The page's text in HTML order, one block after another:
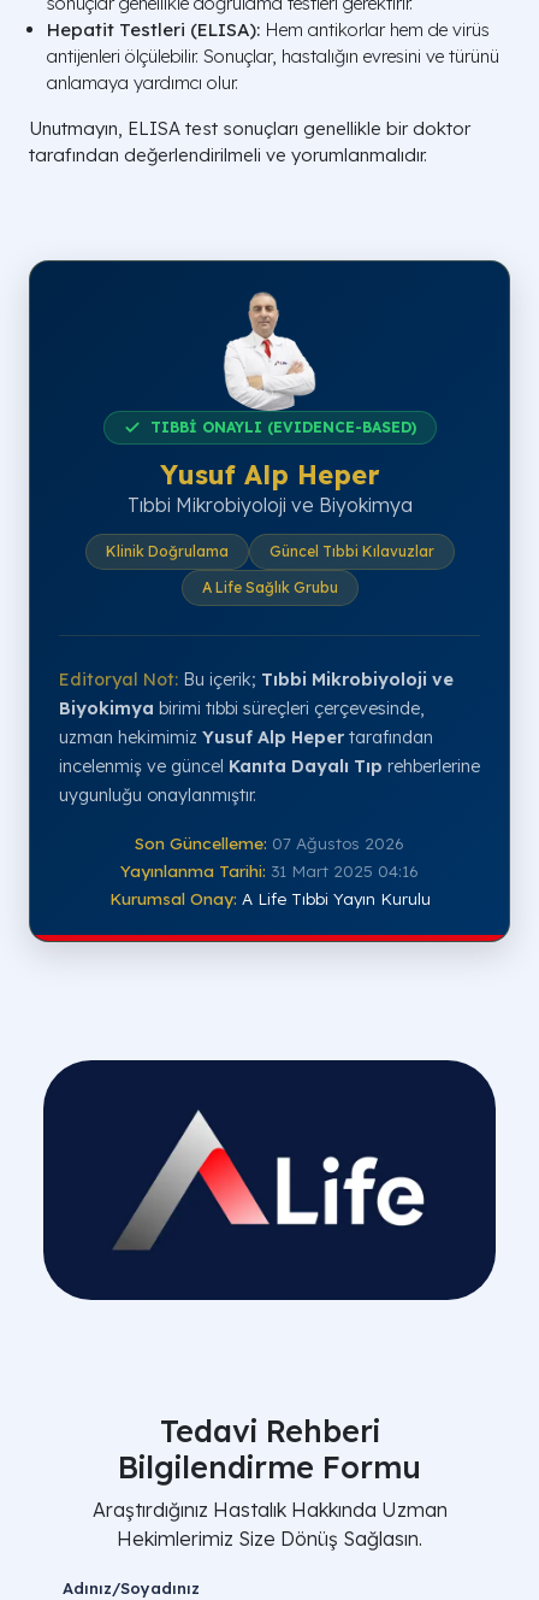
Hepatit Testleri (ELISA): Hem antikorlar hem de virüs
antijenleri ölçülebilir. Sonuçlar, hastalığın evresini ve türünü
anlamaya yardımcı olur.
Unutmayın, ELISA test sonuçları genellikle bir doktor
tarafından değerlendirilmeli ve yorumlanmalıdır.
TIBBİ ONAYLI (EVIDENCE-BASED)
Yusuf Alp Heper
Tıbbi Mikrobiyoloji ve Biyokimya
Klinik Doğrulama
Güncel Tıbbi Kılavuzlar
A Life Sağlık Grubu
Editoryal Not: Bu içerik; Tıbbi Mikrobiyoloji ve
Biyokimya birimi tıbbi süreçleri çerçevesinde,
uzman hekimimiz Yusuf Alp Heper tarafından
incelenmiş ve güncel Kanıta Dayalı Tıp rehberlerine
uygunluğu onaylanmıştır.
Son Güncelleme: 07 Ağustos 2026
Yayınlanma Tarihi: 31 Mart 2025 04:16
Kurumsal Onay: A Life Tıbbi Yayın Kurulu
Tedavi Rehberi
Bilgilendirme Formu
Araştırdığınız Hastalık Hakkında Uzman
Hekimlerimiz Size Dönüş Sağlasın.
Adınız/Soyadınız